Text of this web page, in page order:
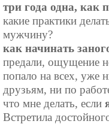
три года одна, как
какие практики
мужчину?
как начинать
предали, ощущение
попало на всех, уже
друзьям, ни по
что мне делать, если
Встретила